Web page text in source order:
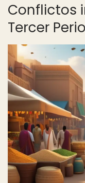
Conflictos
Tercer